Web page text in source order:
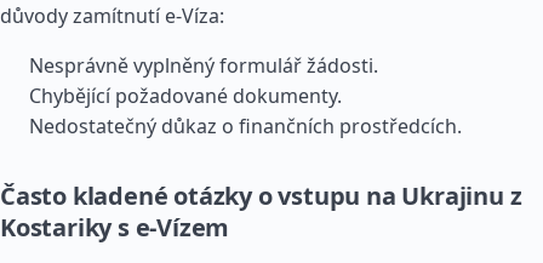
důvody zamítnutí e-Víza:
Nesprávně vyplněný formulář žádosti.
Chybějící požadované dokumenty.
Nedostatečný důkaz o finančních prostředcích.
Často kladené otázky o vstupu na Ukrajinu z
Kostariky s e-Vízem